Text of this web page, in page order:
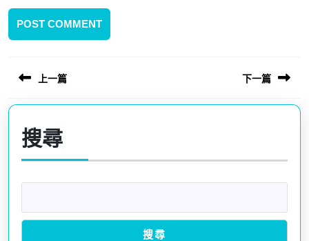
導
覽
上一篇
Previous
post:
下一篇
搜尋
搜尋